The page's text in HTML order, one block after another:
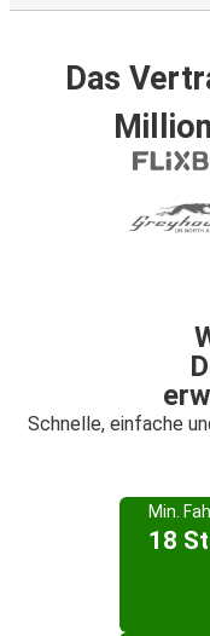
Das
Schnelle, einfache
Min.
18